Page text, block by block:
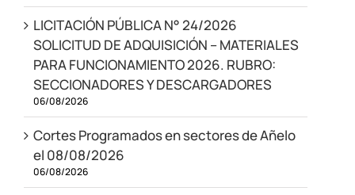
LICITACIÓN PÚBLICA N° 24/2026
SOLICITUD DE ADQUISICIÓN – MATERIALES
PARA FUNCIONAMIENTO 2026. RUBRO:
SECCIONADORES Y DESCARGADORES
06/08/2026
Cortes Programados en sectores de Añelo
el 08/08/2026
06/08/2026